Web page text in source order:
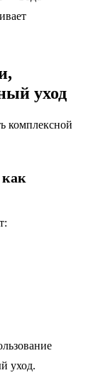
уход
комплексной
как
уход.